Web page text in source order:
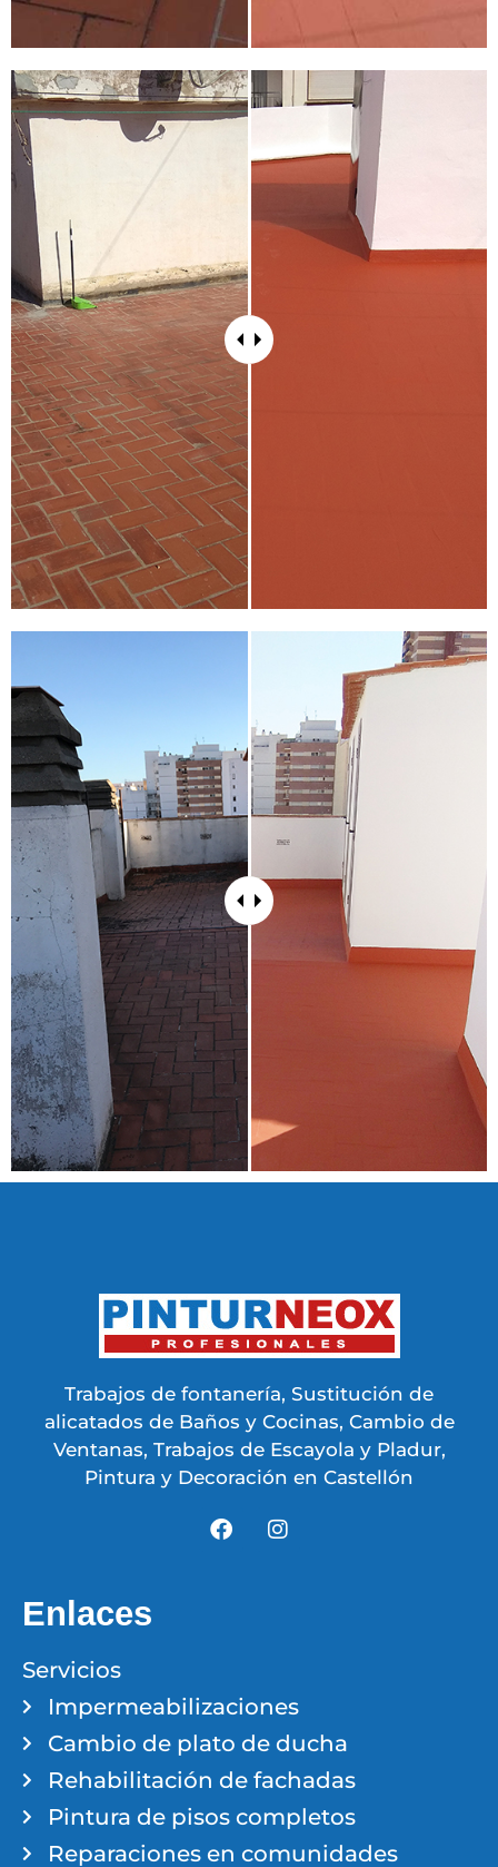
Trabajos de fontanería, Sustitución de
alicatados de Baños y Cocinas, Cambio de
Ventanas, Trabajos de Escayola y Pladur,
Pintura y Decoración en Castellón
Enlaces
Servicios
Impermeabilizaciones
Cambio de plato de ducha
Rehabilitación de fachadas
Pintura de pisos completos
Reparaciones en comunidades